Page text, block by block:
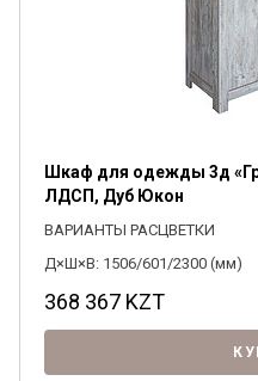
Шкаф для одежды 3д
ЛДСП, Дуб Юкон
ВАРИАНТЫ РАСЦВЕТКИ
Д×Ш×В: 1506/601/2300 (мм)
368 367 KZT